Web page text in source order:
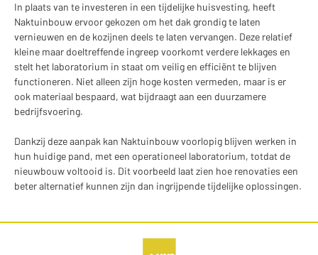
In plaats van te investeren in een tijdelijke huisvesting, heeft
Naktuinbouw ervoor gekozen om het dak grondig te laten
vernieuwen en de kozijnen deels te laten vervangen. Deze relatief
kleine maar doeltreffende ingreep voorkomt verdere lekkages en
stelt het laboratorium in staat om veilig en efficiënt te blijven
functioneren. Niet alleen zijn hoge kosten vermeden, maar is er
ook materiaal bespaard, wat bijdraagt aan een duurzamere
bedrijfsvoering.
Dankzij deze aanpak kan Naktuinbouw voorlopig blijven werken in
hun huidige pand, met een operationeel laboratorium, totdat de
nieuwbouw voltooid is. Dit voorbeeld laat zien hoe renovaties een
beter alternatief kunnen zijn dan ingrijpende tijdelijke oplossingen.